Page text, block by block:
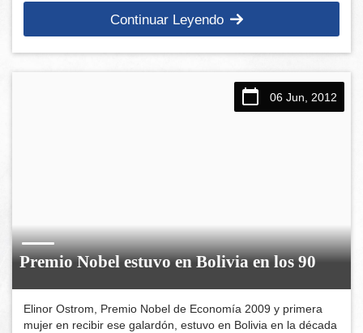
Continuar Leyendo
06 Jun, 2012
Premio Nobel estuvo en Bolivia en los 90
Elinor Ostrom, Premio Nobel de Economía 2009 y primera
mujer en recibir ese galardón, estuvo en Bolivia en la década